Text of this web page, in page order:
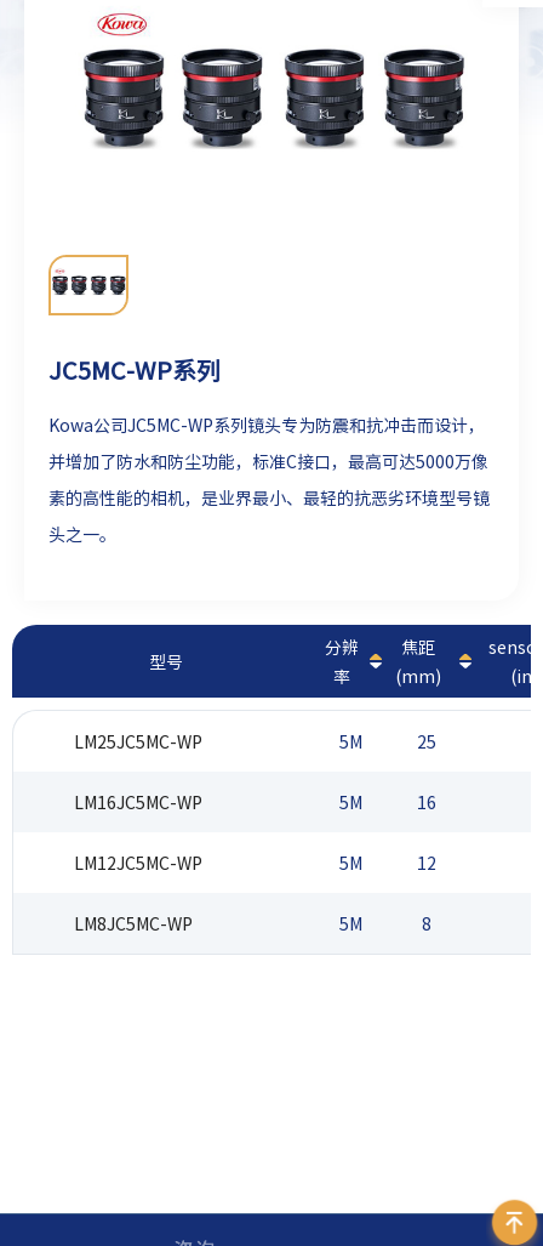
JC5MC-WP系列
Kowa公司JC5MC-WP系列镜头专为防震和抗冲击而设计，
并增加了防水和防尘功能，标准C接口， 最高可达5000万像
素的高性能的相机，是业界最小、最轻的抗恶劣环境型号镜
头之一。
型号
分辨
率
焦距
(mm)
LM25JC5MC-WP 5M 25
LM16JC5MC-WP 5M 16
LM12JC5MC-WP 5M 12
LM8JC5MC-WP 5M 8